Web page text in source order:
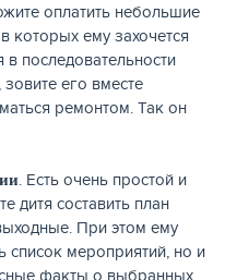
оплатить небольшие
которых ему захочется
последовательности
его вместе
ремонтом. Так он
. Есть очень простой и
дитя составить план
При этом ему
список мероприятий, но и
факты о выбранных